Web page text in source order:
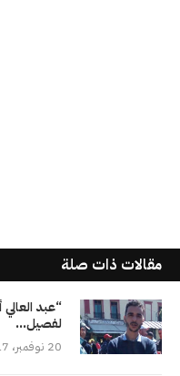
مقالات ذات صلة
“عبد العالي
لفصيل...
20 نوفمبر، 2017